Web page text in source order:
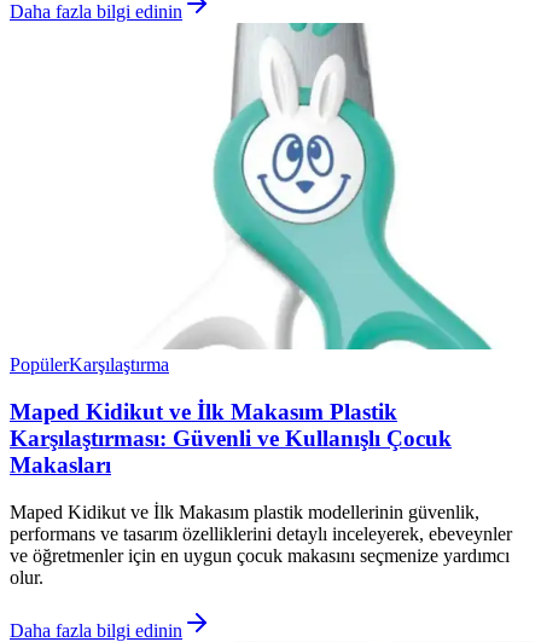
Daha fazla bilgi edinin
PopülerKarşılaştırma
Maped Kidikut ve İlk Makasım Plastik
Karşılaştırması: Güvenli ve Kullanışlı Çocuk
Makasları
Maped Kidikut ve İlk Makasım plastik modellerinin güvenlik,
performans ve tasarım özelliklerini detaylı inceleyerek, ebeveynler
ve öğretmenler için en uygun çocuk makasını seçmenize yardımcı
olur.
Daha fazla bilgi edinin